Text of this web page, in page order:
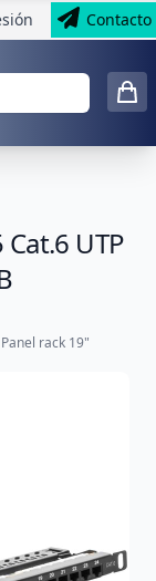
Contacto
UTP
Panel rack 19"